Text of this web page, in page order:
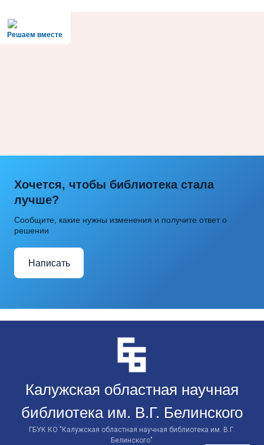
Решаем вместе
Хочется, чтобы библиотека стала
лучше?
Сообщите, какие нужны изменения и получите ответ о
решении
Написать
Калужская областная научная
библиотека им. В.Г. Белинского
ГБУК КО "Калужская областная научная библиотека им. В.Г.
Белинского"